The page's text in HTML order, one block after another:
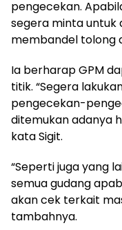
pengecekan.
segera minta untuk
membandel tolong
Ia berharap GPM
titik. “Segera
pengecekan-
ditemukan adanya
kata Sigit.
“Seperti juga yang
semua gudang
akan cek terkait
tambahnya.